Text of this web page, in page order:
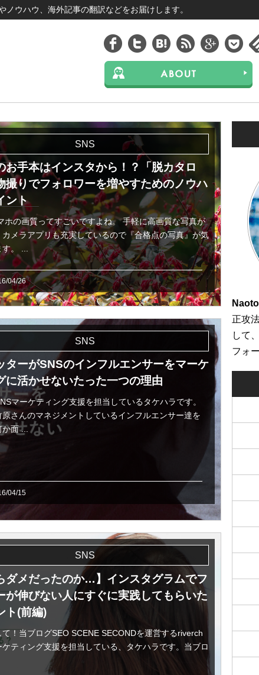
ウハウ、海外記事の翻訳などをお届けします。
SNS
お手本はインスタから！？「脱カタロ
撮りでフォロワーを増やすためのノウハ
ント
ホの画質ってすごいですよね。 手軽に高画質な写真が
カメラアプリも充実しているので『合格点の写真』が気
す。 ...
04/26
SNS
ターがSNSのインフルエンサーをマーケ
に活かせないたった一つの理由
マーケティング支援を担当しているタケハラです。
原さんのマネジメントしているインフルエンサー達を
か面 ...
04/15
SNS
ダメだったのか…】インスタグラムでフ
が伸びない人にすぐに実践してもらいた
ト(前編)
て！当ブログSEO SCENE SECONDを運営するriverch
ケティング支援を担当している、タケハラです。当ブロ
正攻
して
フォ